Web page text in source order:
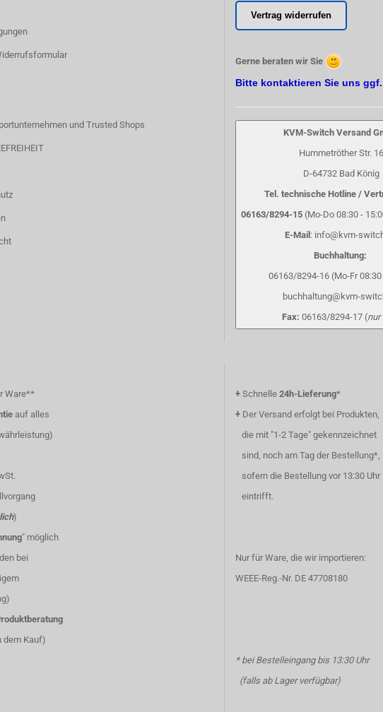
und Trusted Shops
Vertrag widerrufen
Gerne beraten wir Sie
Bitte kontaktieren Sie uns
KVM-Switch Versand
Hummetröther Str. 16
D-64732 Bad König
Tel. technische Hotline /
06163/8294-15 (Mo-Do 08:30 -
E-Mail : info@kvm-
Buchhaltung:
06163/8294-16 (Mo-Fr 08:30
buchhaltung@kvm-
Fax: 06163/8294-17 (nur
Ware**
auf alles
)
" möglich
bei
dem Kauf)
+ Schnelle 24h-Lieferung*
+ Der Versand erfolgt bei Produkten,
die mit "1-2 Tage" gekennzeichnet
sind, noch am Tag der Bestellung*,
sofern die Bestellung vor 13:30 Uhr
eintrifft.
Nur für Ware, die wir importieren:
WEEE-Reg.-Nr. DE 47708180
* bei Bestelleingang bis 13:30 Uhr
(falls ab Lager verfügbar)